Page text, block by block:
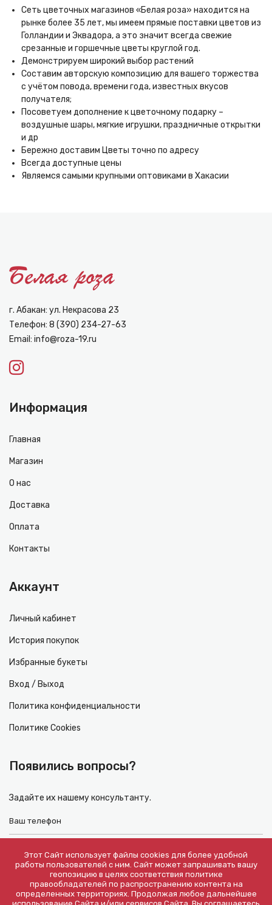
Сеть цветочных магазинов «Белая роза» находится на
рынке более 35 лет, мы имеем прямые поставки цветов из
Голландии и Эквадора, а это значит всегда свежие
срезанные и горшечные цветы круглой год.
Демонстрируем широкий выбор растений
Составим авторскую композицию для вашего торжества
с учётом повода, времени года, известных вкусов
получателя;
Посоветуем дополнение к цветочному подарку –
воздушные шары, мягкие игрушки, праздничные открытки
и др
Бережно доставим Цветы точно по адресу
Всегда доступные цены
Являемся самыми крупными оптовиками в Хакасии
г. Абакан: ул. Некрасова 23
Телефон: 8 (390) 234-27-63
Email: info@roza-19.ru
Информация
Главная
Магазин
О нас
Доставка
Оплата
Контакты
Аккаунт
Личный кабинет
История покупок
Избранные букеты
Вход / Выход
Политика конфиденциальности
Политике Cookies
Появились вопросы?
Задайте их нашему консультанту.
Этот Сайт использует файлы cookies для более удобной
работы пользователей с ним. Сайт может запрашивать вашу
геопозицию в целях соответствия политике
правообладателей по распространению контента на
определенных территориях. Продолжая любое дальнейшее